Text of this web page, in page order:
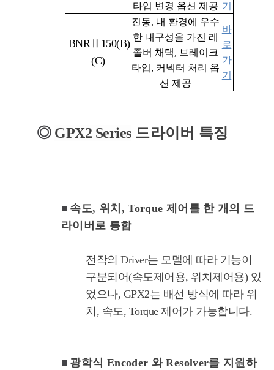
타입 변경 옵션 제공 기
BNRⅡ 150(B)
(C)
진동, 내 환경에 우수
한 내구성을 가진 레
졸버 채택, 브레이크
타입, 커넥터 처리 옵
션 제공
바
로
가
기
◎ GPX2 Series드라이버 특징
■ 속도, 위치, Torque 제어를 한 개의 드
라이버로 통합
전작의 Driver는 모델에 따라 기능이
구분되어(속도제어용, 위치제어용) 있
었으나, GPX2는 배선 방식에 따라 위
치, 속도, Torque 제어가 가능합니다.
■ 광학식 Encoder 와 Resolver를 지원하